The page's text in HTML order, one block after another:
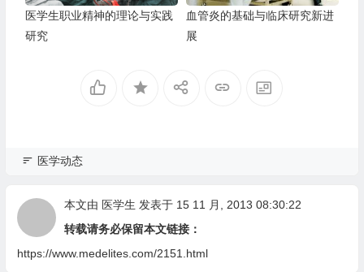
医学生职业精神的理论与实践
研究
血管炎的基础与临床研究新进
展
医学动态
本文由 医学生 发表于 15 11 月, 2013 08:30:22
转载请务必保留本文链接：
https://www.medelites.com/2151.html